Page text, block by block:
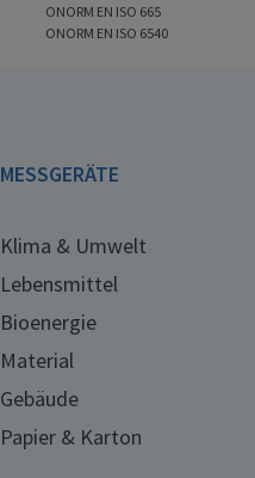
ONORM EN ISO 665
ONORM EN ISO 6540
MESSGERÄTE
Klima & Umwelt
Lebensmittel
Bioenergie
Material
Gebäude
Papier & Karton